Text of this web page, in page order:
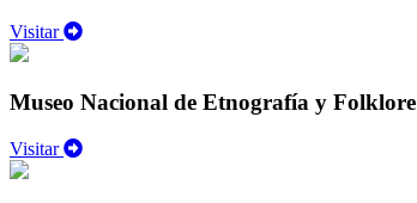
Visitar
Museo Nacional de Etnografía y Folklore
Visitar